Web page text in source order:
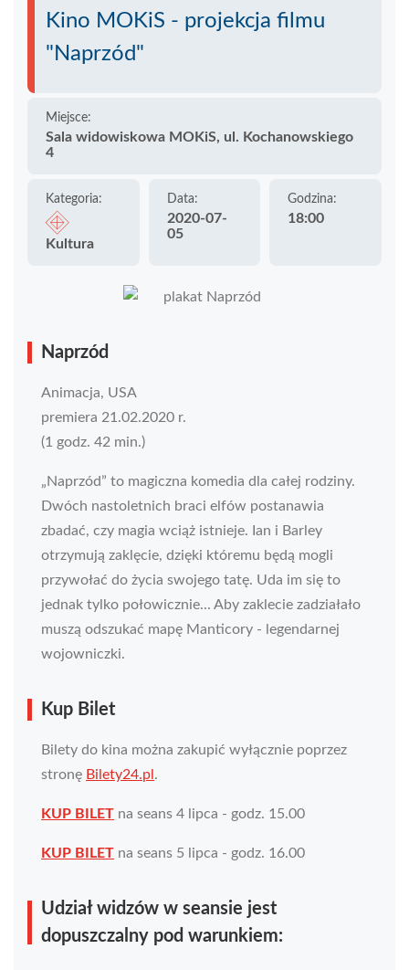
Kino MOKiS - projekcja filmu
"Naprzód"
Miejsce:
Sala widowiskowa MOKiS, ul. Kochanowskiego
4
Kategoria:
Kultura
Data:
2020-07-
05
Godzina:
18:00
Naprzód
Animacja, USA
premiera 21.02.2020 r.
(1 godz. 42 min.)
„Naprzód” to magiczna komedia dla całej rodziny.
Dwóch nastoletnich braci elfów postanawia
zbadać, czy magia wciąż istnieje. Ian i Barley
otrzymują zaklęcie, dzięki któremu będą mogli
przywołać do życia swojego tatę. Uda im się to
jednak tylko połowicznie... Aby zaklecie zadziałało
muszą odszukać mapę Manticory - legendarnej
wojowniczki.
Kup Bilet
Bilety do kina można zakupić wyłącznie poprzez
stronę Bilety24.pl .
KUP BILET na seans 4 lipca - godz. 15.00
KUP BILET na seans 5 lipca - godz. 16.00
Udział widzów w seansie jest
dopuszczalny pod warunkiem: